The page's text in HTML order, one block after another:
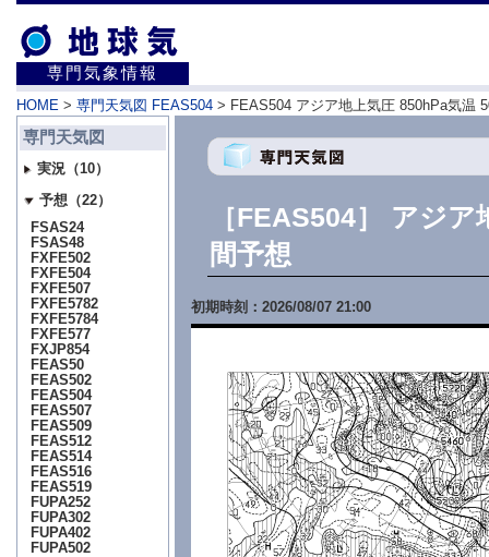
専門気象情報
HOME > 専門天気図 FEAS504 > FEAS504 アジア地上気圧 850hPa気温
専門天気図
実況（10）
予想（22）
FSAS24
FSAS48
FXFE502
FXFE504
FXFE507
FXFE5782
FXFE5784
FXFE577
FXJP854
FEAS50
FEAS502
FEAS504
FEAS507
FEAS509
FEAS512
FEAS514
FEAS516
FEAS519
FUPA252
FUPA302
FUPA402
FUPA502
［FEAS504］ アジ
間予想
初期時刻：2026/08/07 21:00